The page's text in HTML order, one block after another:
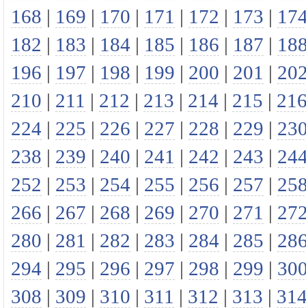
168 | 169 | 170 | 171 | 172 | 173 |
182 | 183 | 184 | 185 | 186 | 187 |
196 | 197 | 198 | 199 | 200 | 201 |
210 | 211 | 212 | 213 | 214 | 215 |
224 | 225 | 226 | 227 | 228 | 229 |
238 | 239 | 240 | 241 | 242 | 243 |
252 | 253 | 254 | 255 | 256 | 257 |
266 | 267 | 268 | 269 | 270 | 271 |
280 | 281 | 282 | 283 | 284 | 285 |
294 | 295 | 296 | 297 | 298 | 299 |
308 | 309 | 310 | 311 | 312 | 313 |